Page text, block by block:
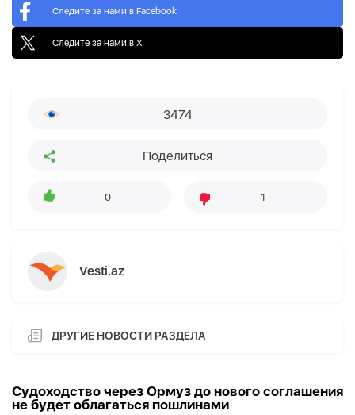
Следите за нами в Facebook
Следите за нами в X
3474
Поделиться
0 1
Vesti.az
ДРУГИЕ НОВОСТИ РАЗДЕЛА
Судоходство через Ормуз до нового соглашения
не будет облагаться пошлинами